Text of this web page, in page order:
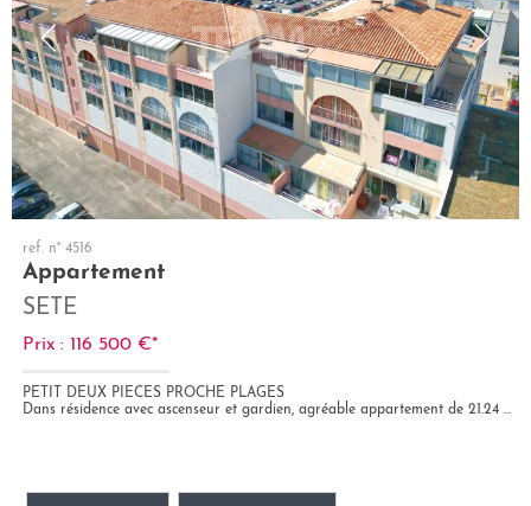
ref. n° 4516
Appartement
SETE
Prix : 116 500 €*
PETIT DEUX PIECES PROCHE PLAGES
Dans résidence avec ascenseur et gardien, agréable appartement de 21.24 m² avec loggia vitrée en sus de 10 m², chambre,...